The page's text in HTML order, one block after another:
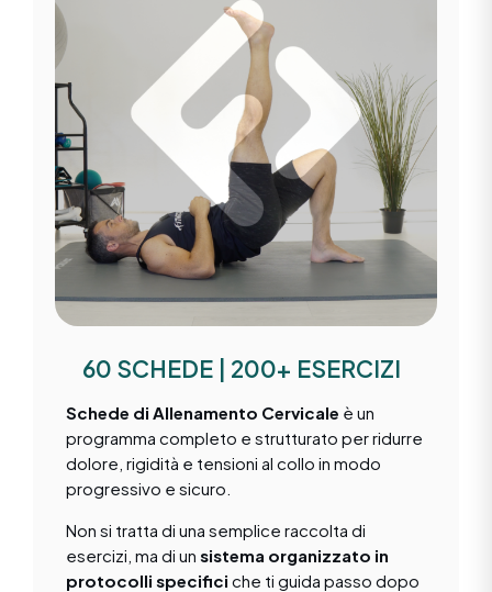
60 SCHEDE | 200+ ESERCIZI
Schede di Allenamento Cervicale è un
programma completo e strutturato per ridurre
dolore, rigidità e tensioni al collo in modo
progressivo e sicuro.
Non si tratta di una semplice raccolta di
esercizi, ma di un sistema organizzato in
protocolli specifici che ti guida passo dopo